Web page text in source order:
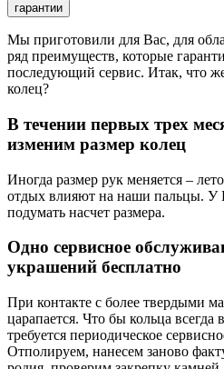
гарантии
Мы приготовили для Вас, для
ряд преимуществ, которые
последующий сервис. Итак, что
колец?
В течении первых трех
изменим размер колец
Иногда размер рук меняется –
отдых влияют на наши пальцы. У
подумать насчет размера.
Одно сервисное
украшений бесплатно
При контакте с более твердыми
царапается. Что бы кольца
требуется периодическое
Отполируем, нанесем заново